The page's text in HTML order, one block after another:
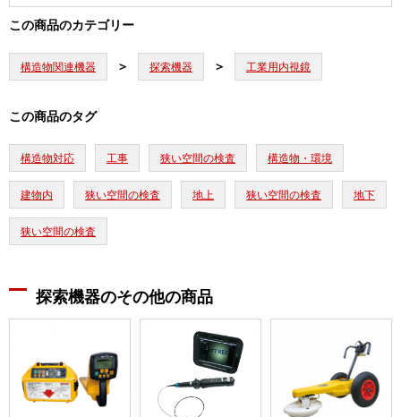
この商品のカテゴリー
構造物関連機器 探索機器 工業用内視鏡
この商品のタグ
構造物対応 工事 狭い空間の検査 構造物・環境
建物内 狭い空間の検査 地上 狭い空間の検査 地下
狭い空間の検査
探索機器のその他の商品